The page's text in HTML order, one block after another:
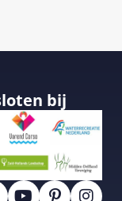
bij